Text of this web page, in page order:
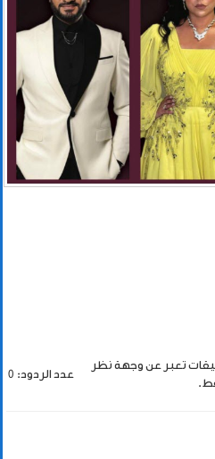
تعبر عن وجهة نظر
عدد الردود: 0